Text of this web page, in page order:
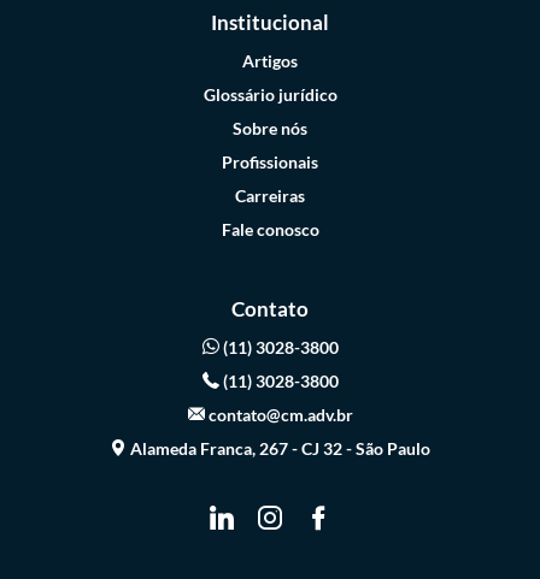
Institucional
Artigos
Glossário jurídico
Sobre nós
Profissionais
Carreiras
Fale conosco
Contato
(11) 3028-3800
(11) 3028-3800
contato@cm.adv.br
Alameda Franca, 267 - CJ 32 - São Paulo